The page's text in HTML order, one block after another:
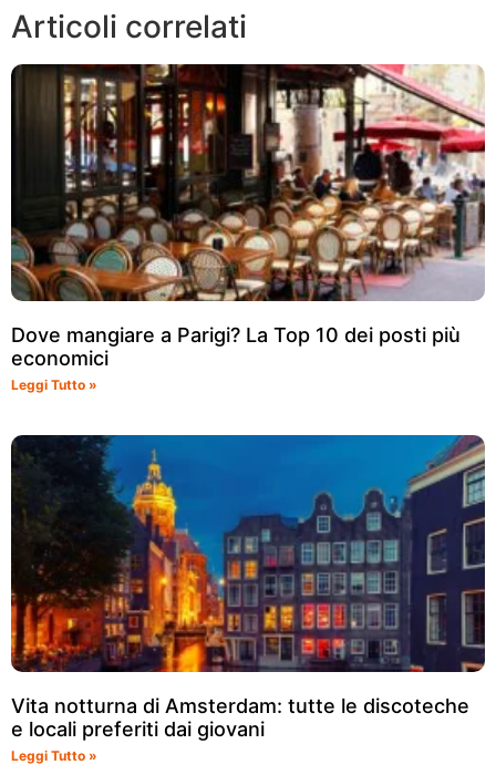
Articoli correlati
Dove mangiare a Parigi? La Top 10 dei posti più
economici
Leggi Tutto »
Vita notturna di Amsterdam: tutte le discoteche
e locali preferiti dai giovani
Leggi Tutto »